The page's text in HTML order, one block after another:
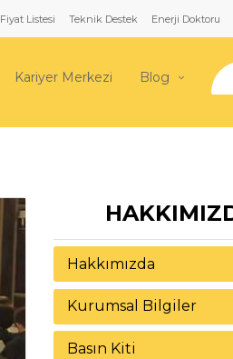
Fiyat Listesi Teknik Destek Enerji Doktoru
Kariyer Merkezi Blog
Hakkımızda
Kurumsal Bilgiler
Basın Kiti